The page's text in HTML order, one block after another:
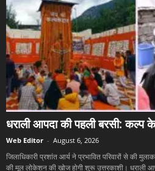
धराली आपदा की पहली बरसी: कल्प
Web Editor - August 6, 2026
जिलाधिकारी प्रशांत आर्य ने प्रभावित परिवारों से की
की मूल लोकेशन की खोज होगी शुरू उत्तरकाशी। धराली